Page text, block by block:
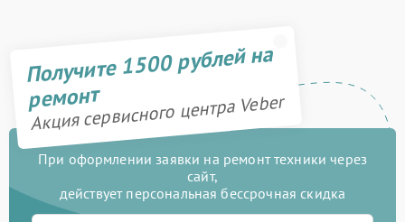
Получите 1500 рублей на
ремонт
Акция сервисного центра Veber
При оформлении заявки на ремонт техники через
сайт,
действует персональная бессрочная скидка